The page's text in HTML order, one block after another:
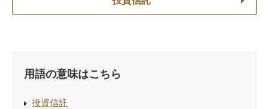
用語の意味はこちら
投資信託